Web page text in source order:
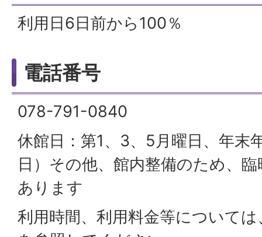
利用日6日前から100％
電話番号
078-791-0840
休館日：第1、3、5月曜日、年末
日）その他、館内整備のため、
あります
利用時間、利用料金等について